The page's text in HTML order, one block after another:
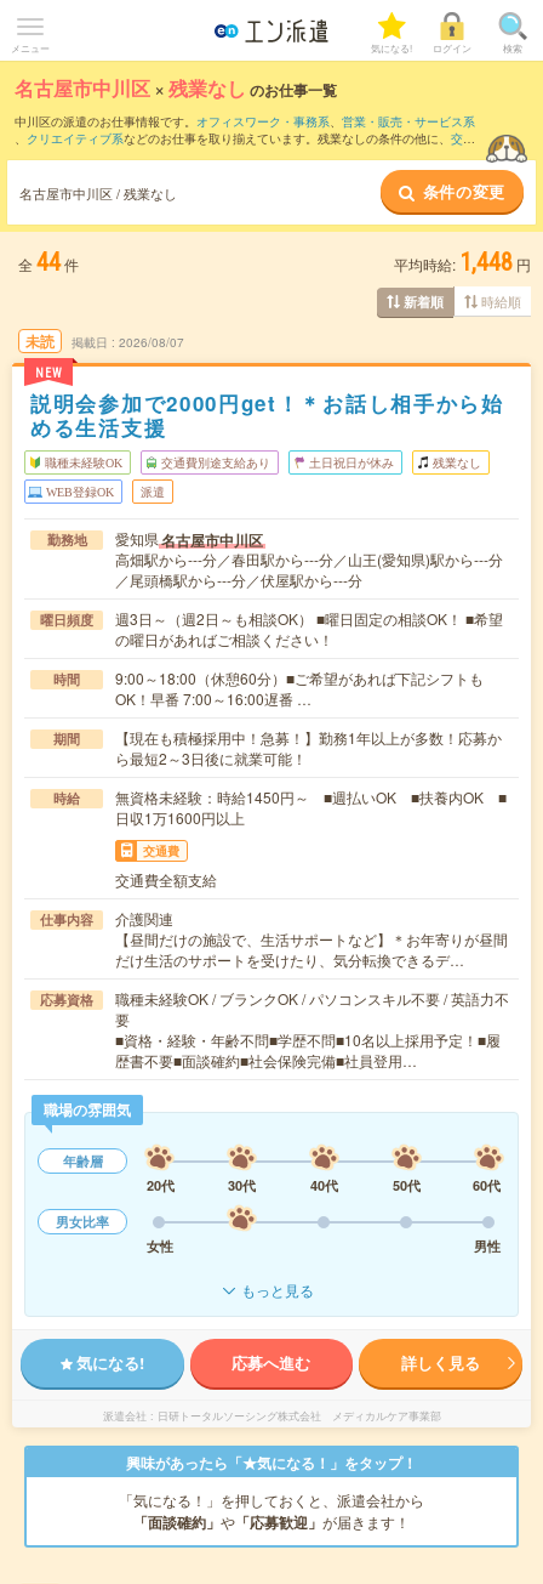
メニュー 気になる! ログイン 検索
名古屋市中川区 ×残業なし のお仕事一覧
中川区の派遣のお仕事情報です。 オフィスワーク・事務系、 営業・販売・サービス系
、 クリエイティブ系などのお仕事を取り揃えています。残業なしの条件の他に、 交通
名古屋市中川区 / 残業なし 条件の変更
全 44件 平均時給: 1,448 円
新着順 時給順
未読
NEW
掲載日 2026/08/07
説明会参加で2000円get！＊お話し相手から始
める生活支援
職種未経験OK 交通費別途支給あり 土日祝日が休み 残業なし
WEB登録OK 派遣
勤務地 愛知県名古屋市中川区
高畑駅から---分／春田駅から---分／山王(愛知県)駅から---分
／尾頭橋駅から---分／伏屋駅から---分
曜日頻度
週3日～（週2日～も相談OK） ■曜日固定の相談OK！ ■希望
の曜日があればご相談ください！
時間
9:00～18:00（休憩60分）■ご希望があれば下記シフトも
OK！早番 7:00～16:00遅番 …
期間
【現在も積極採用中！急募！】勤務1年以上が多数！応募か
ら最短2～3日後に就業可能！
時給
無資格未経験：時給1450円～ ■週払いOK ■扶養内OK ■
日収1万1600円以上
交通費
交通費全額支給
仕事内容
介護関連
【昼間だけの施設で、生活サポートなど】＊お年寄りが昼間
だけ生活のサポートを受けたり、気分転換できるデ…
応募資格
職種未経験OK / ブランクOK / パソコンスキル不要 / 英語力不
要
■資格・経験・年齢不問■学歴不問■10名以上採用予定！■履
歴書不要■面談確約■社会保険完備■社員登用…
職場の雰囲気
年齢層
20代
30代 40代 50代
60代
男女比率
女性
男性
もっと見る
気になる! 応募へ進む 詳しく見る
派遣会社 日研トータルソーシング株式会社 メディカルケア事業部
興味があったら「★気になる！」をタップ！
「気になる！」を押しておくと、派遣会社から
「面談確約」 や 「応募歓迎」 が届きます！